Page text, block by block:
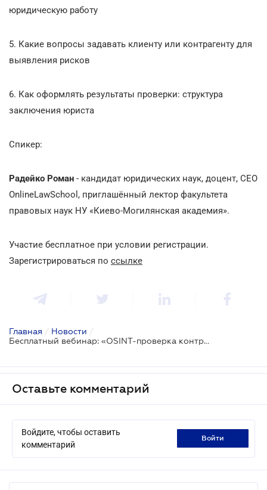
юридическую работу
5. Какие вопросы задавать клиенту или контрагенту для
выявления рисков
6. Как оформлять результаты проверки: структура
заключения юриста
Спикер:
Радейко Роман - кандидат юридических наук, доцент, CEO
OnlineLawSchool, приглашённый лектор факультета
правовых наук НУ «Киево-Могилянская академия».
Участие бесплатное при условии регистрации.
Зарегистрироваться по ссылке
Главная / Новости /
Бесплатный вебинар: «OSINT-проверка контрагентов: как выявлять риски с помощью LIGA360»
Оставьте комментарий
Войдите, чтобы оставить
комментарий
войти